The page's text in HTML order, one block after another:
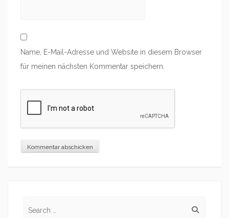
Name, E-Mail-Adresse und Website in diesem Browser
für meinen nächsten Kommentar speichern.